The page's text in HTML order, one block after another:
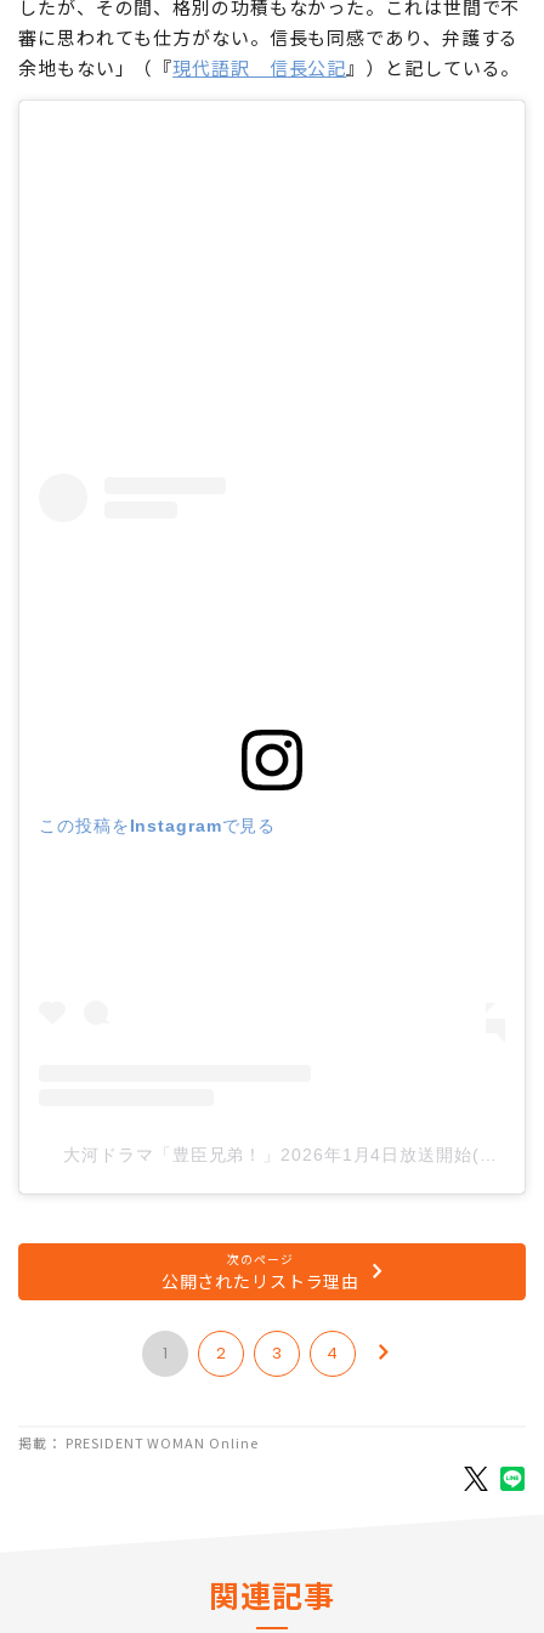
佐久間に失望したらしい。先述の19カ条の折檻状の1条目
に+「一、佐久間信盛・信栄
のぶまさ
父子、五年間、天王寺に在城
したが、その間、格別の功積もなかった。これは世間で不
次のページ
公開されたリストラ理由